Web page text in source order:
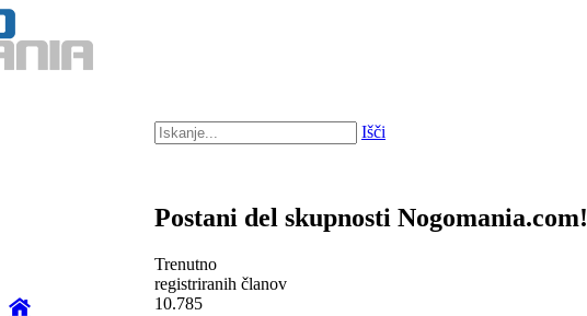
Išči
Postani del skupnosti Nogomania.com!
Trenutno
registriranih članov
10.785